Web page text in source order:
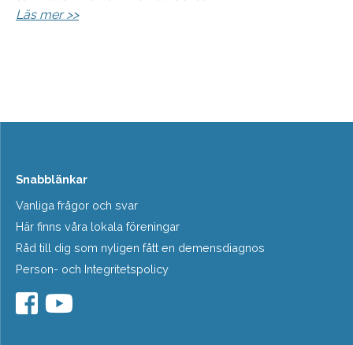
Läs mer >>
Snabblänkar
Vanliga frågor och svar
Här finns våra lokala föreningar
Råd till dig som nyligen fått en demensdiagnos
Person- och Integritetspolicy